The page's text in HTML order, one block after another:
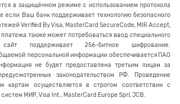
в защищённом режиме с использованием протокола
если Ваш банк поддерживает технологию безопасного
Verified By Visa, MasterCard SecureCode, MIR Accept,
также может потребоваться ввод специального
поддерживает 256-битное шифрование.
персональной информации обеспечивается ПАО
не будет предоставлена третьим лицам за
законодательством РФ. Проведение
картам осуществляется в строгом соответствии с
МИР, Visa Int., MasterCard Europe Sprl, JCB.